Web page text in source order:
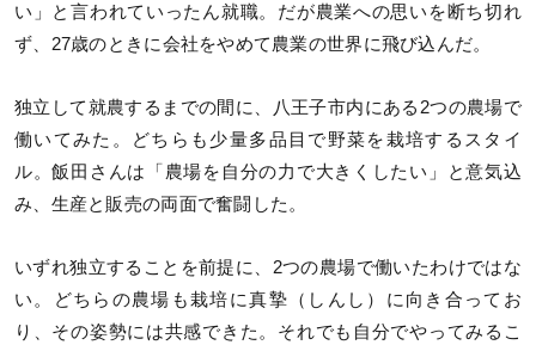
い」と言われていったん就職。だが農業への思いを断ち切れ
ず、27歳のときに会社をやめて農業の世界に飛び込んだ。
独立して就農するまでの間に、八王子市内にある2つの農場で
働いてみた。どちらも少量多品目で野菜を栽培するスタイ
ル。飯田さんは「農場を自分の力で大きくしたい」と意気込
み、生産と販売の両面で奮闘した。
いずれ独立することを前提に、2つの農場で働いたわけではな
い。どちらの農場も栽培に真摯（しんし）に向き合ってお
り、その姿勢には共感できた。それでも自分でやってみるこ